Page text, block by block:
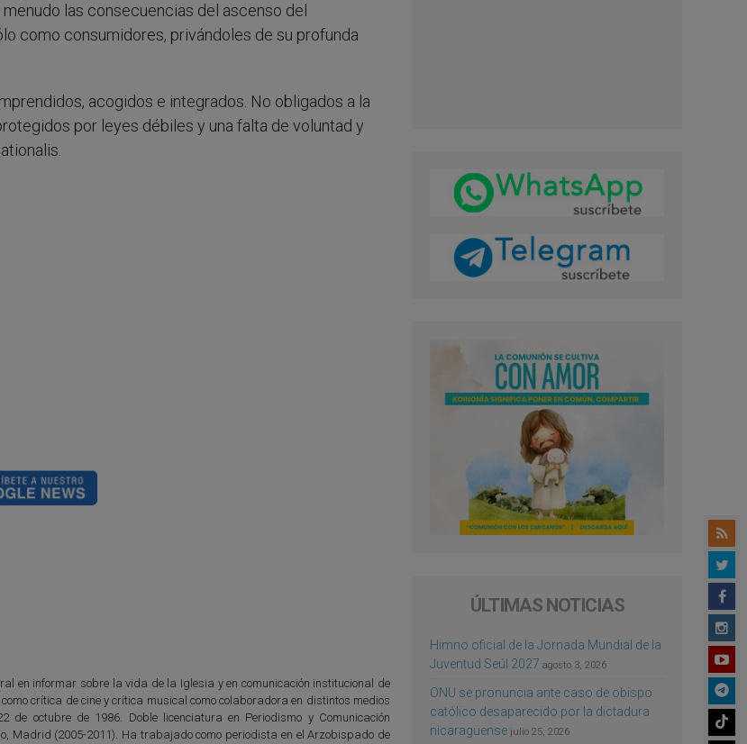
las consecuencias del ascenso del
como consumidores, privándoles de su profunda
acogidos e integrados. No obligados a la
por leyes débiles y una falta de voluntad y
en informar sobre la vida de la Iglesia y en comunicación institucional de
crítica de cine y crítica musical como colaboradora en distintos medios
de octubre de 1986. Doble licenciatura en Periodismo y Comunicación
Madrid (2005-2011). Ha trabajado como periodista en el Arzobispado de
ÚLTIMAS NOTICIAS
Himno oficial de la Jornada Mundial de la
Juventud Seúl 2027 agosto 3, 2026
ONU se pronuncia ante caso de obispo
católico desaparecido por la dictadura
nicaragüense julio 25, 2026